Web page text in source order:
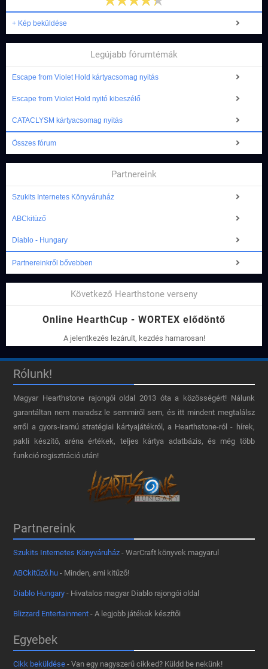
+ Kép beküldése
Legújabb fórumtémák
Escape from Violet Hold kártyacsomag nyitás
Escape from Violet Hold nyitó kibeszélő
CATACLYSM kártyacsomag nyitás
Összes fórum
Partnereink
Szukits Internetes Könyváruház
ABCkitüző
Diablo - Hungary
Partnereinkről bővebben
Következő Hearthstone verseny
Online HearthCup - WORTEX elődöntő
A jelentkezés lezárult, kezdés hamarosan!
Rólunk!
Magyar Hearthstone​ rajongói oldal 2013 óta a közösségért! Nálunk
garantáltan nem maradsz le semmiről sem, és itt mindent megtalálsz
erről a gyors-iramú stratégiai kártyajátékról, a Hearthstone-ról - hírek,
pakli készítő, aréna értékek, teljes kártya adatbázis, és még több
funkció regisztráció után!
Partnereink
Szukits Internetes Könyváruház - WarCraft könyvek magyarul
ABCkitűző.hu - Minden, ami kitűző!
Diablo Hungary - Hivatalos magyar Diablo rajongói oldal
Blizzard Entertainment - A legjobb játékok készítői
Egyebek
Cikk beküldése - Van egy nagyszerű cikked? Küldd be nekünk!